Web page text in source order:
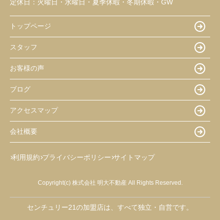
定休日： 火曜日・水曜日・夏季休暇・冬期休暇・GW
トップページ
スタッフ
お客様の声
ブログ
アクセスマップ
会社概要
利用規約 プライバシーポリシー サイトマップ
Copyright(c) 株式会社 明大不動産 All Rights Reserved.
センチュリー21の加盟店は、すべて独立・自営です。